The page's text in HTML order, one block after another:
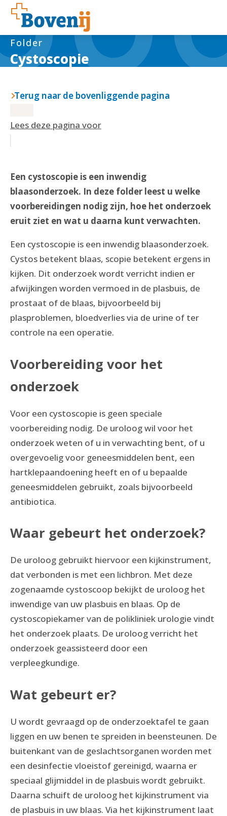
Cystoscopie
Folder
Terug naar de bovenliggende pagina
Lees deze pagina voor
Een cystoscopie is een inwendig
blaasonderzoek. In deze folder leest u welke
voorbereidingen nodig zijn, hoe het onderzoek
eruit ziet en wat u daarna kunt verwachten.
Een cystoscopie is een inwendig blaasonderzoek.
Cystos betekent blaas, scopie betekent ergens in
kijken. Dit onderzoek wordt verricht indien er
afwijkingen worden vermoed in de plasbuis, de
prostaat of de blaas, bijvoorbeeld bij
plasproblemen, bloedverlies via de urine of ter
controle na een operatie.
Voorbereiding voor het
onderzoek
Voor een cystoscopie is geen speciale
voorbereiding nodig. De uroloog wil voor het
onderzoek weten of u in verwachting bent, of u
overgevoelig voor geneesmiddelen bent, een
hartklepaandoening heeft en of u bepaalde
geneesmiddelen gebruikt, zoals bijvoorbeeld
antibiotica.
Waar gebeurt het onderzoek?
De uroloog gebruikt hiervoor een kijkinstrument,
dat verbonden is met een lichbron. Met deze
zogenaamde cystoscoop bekijkt de uroloog het
inwendige van uw plasbuis en blaas. Op de
cystoscopiekamer van de polikliniek urologie vindt
het onderzoek plaats. De uroloog verricht het
onderzoek geassisteerd door een
verpleegkundige.
Wat gebeurt er?
U wordt gevraagd op de onderzoektafel te gaan
liggen en uw benen te spreiden in beensteunen. De
buitenkant van de geslachtsorganen worden met
een desinfectie vloeistof gereinigd, waarna er
speciaal glijmiddel in de plasbuis wordt gebruikt.
Daarna schuift de uroloog het kijkinstrument via
de plasbuis in uw blaas. Via het kijkinstrument laat